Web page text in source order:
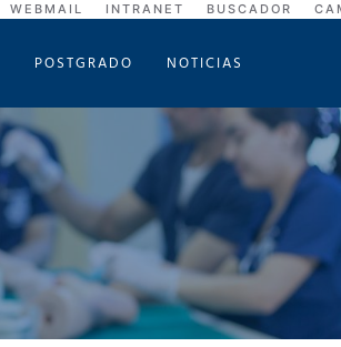
WEBMAIL INTRANET BUSCADOR
POSTGRADO NOTICIAS